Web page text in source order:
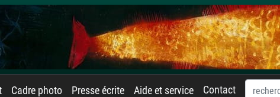
Cadre photo Presse écrite Aide et service Contact